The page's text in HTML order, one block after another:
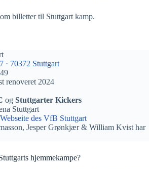
billetter til Stuttgart kamp.
· 70372 Stuttgart
renoveret 2024
og Stuttgarter Kickers
Stuttgart
des VfB Stuttgart
Jesper Grønkjær & William Kvist har
hjemmekampe?